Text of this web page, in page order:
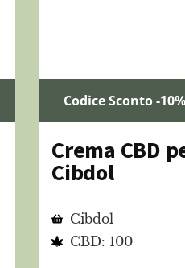
Codice Sconto -
Crema CBD
Cibdol
Cibdol
CBD: 100